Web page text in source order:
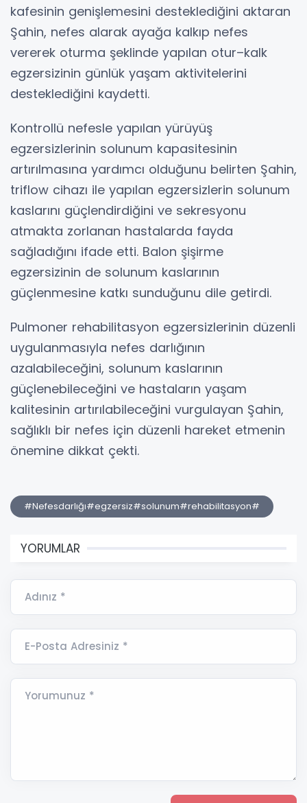
kafesinin genişlemesini desteklediğini aktaran
Şahin, nefes alarak ayağa kalkıp nefes
vererek oturma şeklinde yapılan otur–kalk
egzersizinin günlük yaşam aktivitelerini
desteklediğini kaydetti.
Kontrollü nefesle yapılan yürüyüş
egzersizlerinin solunum kapasitesinin
artırılmasına yardımcı olduğunu belirten Şahin,
triflow cihazı ile yapılan egzersizlerin solunum
kaslarını güçlendirdiğini ve sekresyonu
atmakta zorlanan hastalarda fayda
sağladığını ifade etti. Balon şişirme
egzersizinin de solunum kaslarının
güçlenmesine katkı sunduğunu dile getirdi.
Pulmoner rehabilitasyon egzersizlerinin düzenli
uygulanmasıyla nefes darlığının
azalabileceğini, solunum kaslarının
güçlenebileceğini ve hastaların yaşam
kalitesinin artırılabileceğini vurgulayan Şahin,
sağlıklı bir nefes için düzenli hareket etmenin
önemine dikkat çekti.
#Nefesdarlığı#egzersiz#solunum#rehabilitasyon#
YORUMLAR
Adınız *
E-Posta Adresiniz *
Yorumunuz *